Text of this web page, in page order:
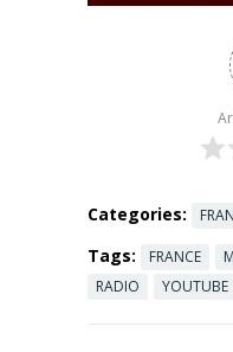
Categories:
Tags: FRANCE
RADIO
YOUTUBE